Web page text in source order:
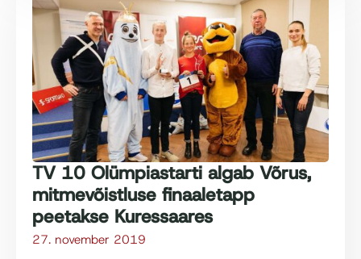
TV 10 Olümpiastarti algab Võrus,
mitmevõistluse finaaletapp
peetakse Kuressaares
27. november 2019